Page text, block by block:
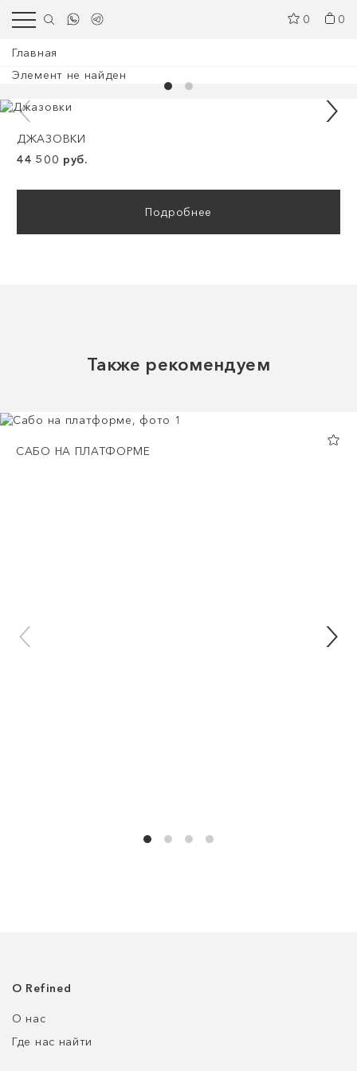
0 0
Главная
Элемент не найден
ДЖАЗОВКИ
44 500 руб.
Подробнее
Также рекомендуем
САБО НА ПЛАТФОРМЕ
О Refined
О нас
Где нас найти